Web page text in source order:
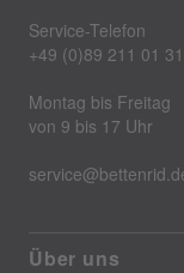
Service-Telefon
+49 (0)89 211 01
Montag bis Freitag
von 9 bis 17 Uhr
Über uns